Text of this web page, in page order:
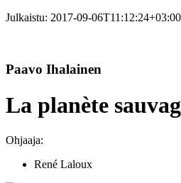
Julkaistu: 2017-09-06T11:12:24+03:00
Paavo Ihalainen
La planète
Ohjaaja:
René Laloux